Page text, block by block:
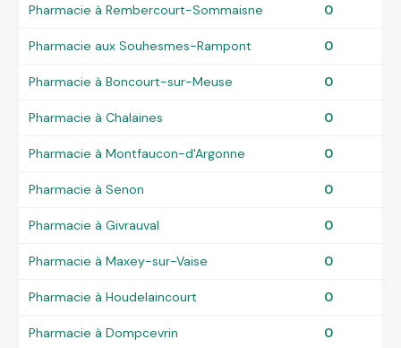
Pharmacie à Rembercourt-Sommaisne 0
Pharmacie aux Souhesmes-Rampont 0
Pharmacie à Boncourt-sur-Meuse 0
Pharmacie à Chalaines 0
Pharmacie à Montfaucon-d'Argonne 0
Pharmacie à Senon 0
Pharmacie à Givrauval 0
Pharmacie à Maxey-sur-Vaise 0
Pharmacie à Houdelaincourt 0
Pharmacie à Dompcevrin 0